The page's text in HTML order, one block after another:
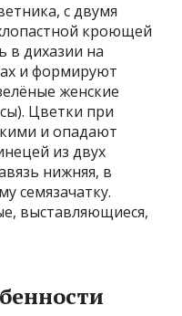
с двумя
кроющей
в дихазии на
и формируют
женские
Цветки при
и опадают
из двух
нижняя, в
семязачатку.
выставляющиеся,